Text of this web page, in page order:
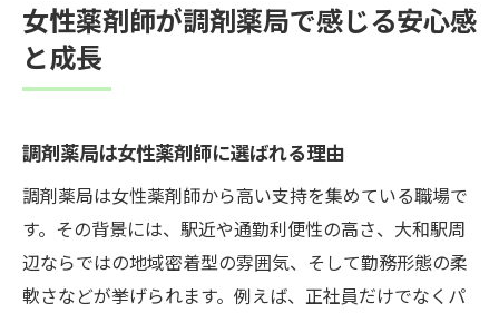
女性薬剤師が調剤薬局で感じる安心感
と成長
調剤薬局は女性薬剤師に選ばれる理由
調剤薬局は女性薬剤師から高い支持を集めている職場で
す。その背景には、駅近や通勤利便性の高さ、大和駅周
辺ならではの地域密着型の雰囲気、そして勤務形態の柔
軟さなどが挙げられます。例えば、正社員だけでなくパ